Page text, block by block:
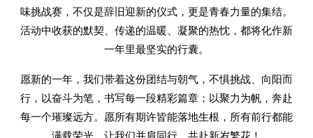
味挑战赛，不仅是辞旧迎新的仪式，更是青春力量的集结。
活动中收获的默契、传递的温暖、凝聚的热忱，都将化作新
一年里最坚实的行囊。
愿新的一年，我们带着这份团结与朝气，不惧挑战、向阳而
行，以奋斗为笔，书写每一段精彩篇章；以聚力为帆，奔赴
每一个璀璨远方。愿所有期许皆能落地生根，所有前行都能